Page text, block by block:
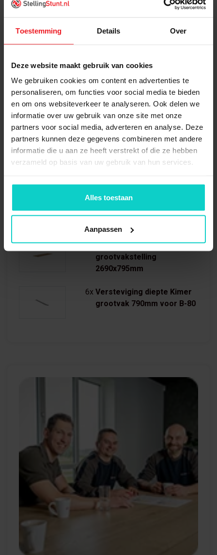
Toestemming Details Over
Deze website maakt gebruik van cookies
We gebruiken cookies om content en advertenties te
personaliseren, om functies voor social media te bieden
en om ons websiteverkeer te analyseren. Ook delen we
informatie over uw gebruik van onze site met onze
partners voor social media, adverteren en analyse. Deze
partners kunnen deze gegevens combineren met andere
informatie die u aan ze heeft verstrekt of die ze hebben
verzameld op basis van uw gebruik van hun services.
Alles toestaan
Aanpassen
Wat is inbegrepen?
Grootvakstelling Basisvak 2250x2800x800mm
2xStaander Kimer
2250x800mm 522/23
incl.voormontage
6xLigger 270cm Kimer "Z-M"
new
12xBorgpen Kimer
grootvakstelling - new
3xLegbord sp.plaat
grootvakstelling
2690x795mm
6x Versteviging diepte Kimer
grootvak 790mm voor B-80